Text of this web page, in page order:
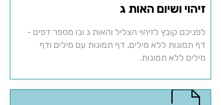
זיהוי ושיום האות ג
לפניכם קובץ לזיהוי הצליל והאות ג ובו מספר דפים -
דף תמונות ללא מילים, דף תמונות עם מילים ודף
מילים ללא תמונות.